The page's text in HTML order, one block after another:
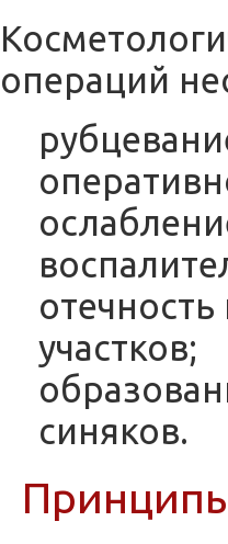
операций
участков;
синяков.